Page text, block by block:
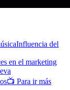
Influencia del
en el marketing
📺 Para ir más